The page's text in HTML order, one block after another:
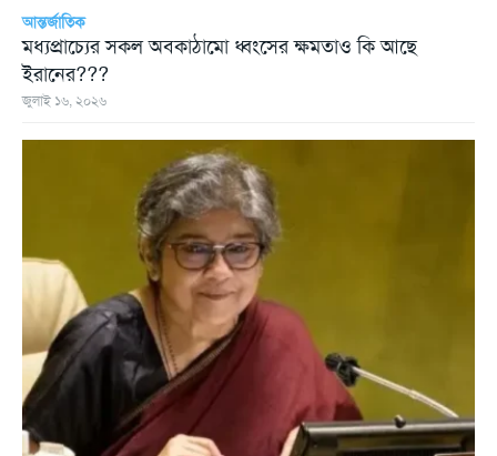
আন্তর্জাতিক
মধ্যপ্রাচ্যের সকল অবকাঠামো ধ্বংসের ক্ষমতাও কি আছে
ইরানের???
জুলাই ১৬, ২০২৬